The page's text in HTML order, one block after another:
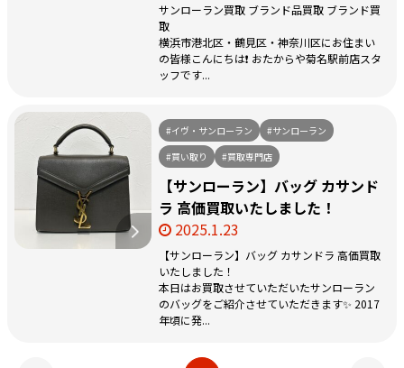
サンローラン買取 ブランド品買取 ブランド買
取
横浜市港北区・鶴見区・神奈川区にお住まい
の皆様こんにちは❗️ おたからや菊名駅前店スタ
ッフです...
#イヴ・サンローラン
#サンローラン
#買い取り
#買取専門店
【サンローラン】バッグ カサンド
ラ 高価買取いたしました！
2025.1.23
【サンローラン】バッグ カサンドラ 高価買取
いたしました！
本日はお買取させていただいたサンローラン
のバッグをご紹介させていただきます✨ 2017
年頃に発...